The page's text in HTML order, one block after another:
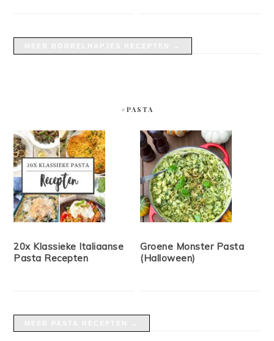
#PASTA
20x Klassieke Italiaanse
Pasta Recepten
Groene Monster Pasta
(Halloween)